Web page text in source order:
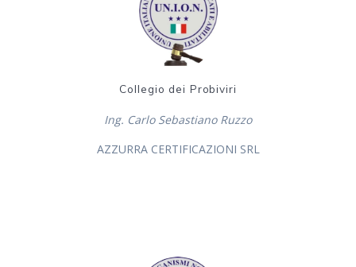
Collegio dei Probiviri
Ing. Carlo Sebastiano Ruzzo
AZZURRA CERTIFICAZIONI SRL